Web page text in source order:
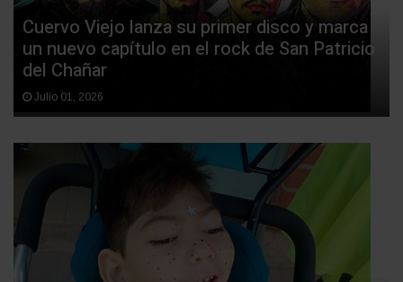
Cuervo Viejo lanza su primer disco y marca
un nuevo capítulo en el rock de San Patricio
del Chañar
Julio 01, 2026